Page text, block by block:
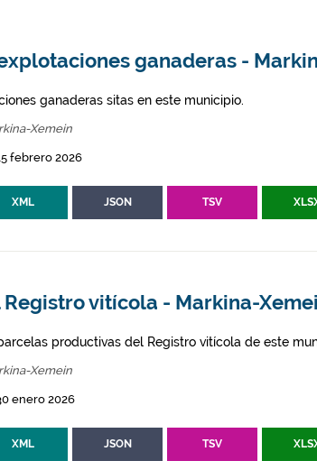
ganaderas -
ganaderas sitas en este municipio.
Xemein
febrero 2026
XML JSON TSV
vitícola - Markina-
productivas del Registro vitícola de este
Xemein
enero 2026
XML JSON TSV